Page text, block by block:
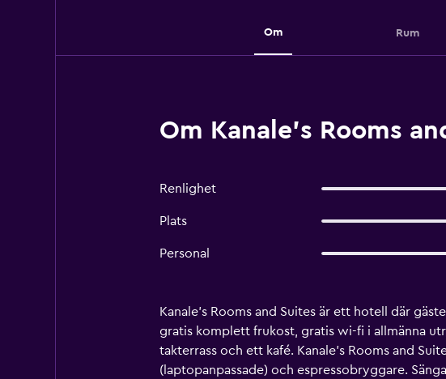
Om Rum
Om Kanale's Rooms
Renlighet
Plats
Personal
Kanale's Rooms and Suites är ett hotell där
gratis komplett frukost, gratis wi-fi i allmänna
takterrass och ett kafé. Kanale's Rooms and
(laptopanpassade) och espressobryggare.